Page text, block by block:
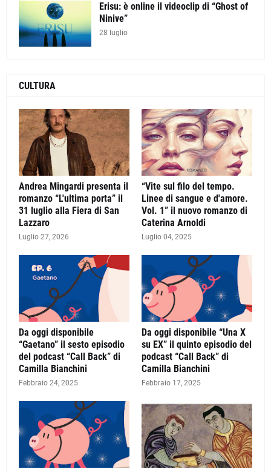
Erisu: è online il videoclip di “Ghost of
Ninive”
28 luglio
CULTURA
Andrea Mingardi presenta il
romanzo “L'ultima porta” il
31 luglio alla Fiera di San
Lazzaro
Luglio 27, 2026
“Vite sul filo del tempo.
Linee di sangue e d'amore.
Vol. 1” il nuovo romanzo di
Caterina Arnoldi
Luglio 04, 2025
Da oggi disponibile
“Gaetano” il sesto episodio
del podcast “Call Back” di
Camilla Bianchini
Febbraio 24, 2025
Da oggi disponibile “Una X
su EX” il quinto episodio del
podcast “Call Back” di
Camilla Bianchini
Febbraio 17, 2025